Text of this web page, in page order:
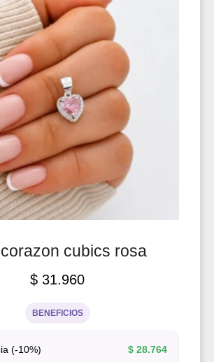
cubics rosa
$ 31.960
BENEFICIOS
(-10%) $ 28.764